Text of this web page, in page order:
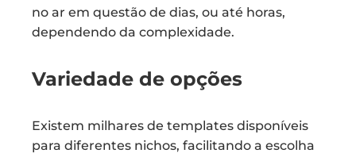
no ar em questão de dias, ou até horas,
dependendo da complexidade.
Variedade de opções
Existem milhares de templates disponíveis
para diferentes nichos, facilitando a escolha